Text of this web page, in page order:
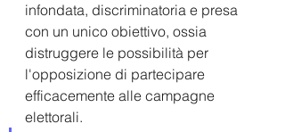
infondata, discriminatoria e presa
con un unico obiettivo, ossia
distruggere le possibilità per
l'opposizione di partecipare
efficacemente alle campagne
elettorali.